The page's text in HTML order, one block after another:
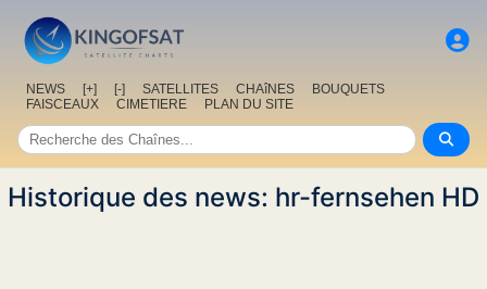
NEWS [+] [-] SATELLITES CHAîNES
BOUQUETS
FAISCEAUX
CIMETIERE PLAN DU SITE
Historique des news: hr-fernsehen HD